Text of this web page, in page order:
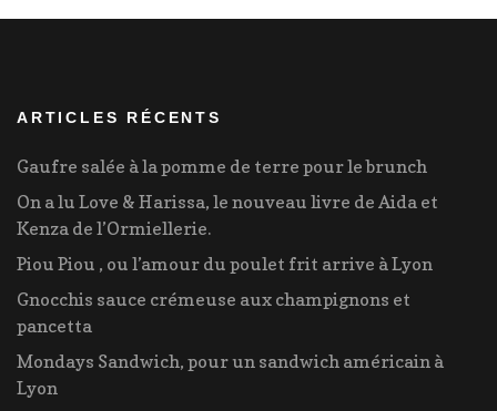
ARTICLES RÉCENTS
Gaufre salée à la pomme de terre pour le brunch
On a lu Love & Harissa, le nouveau livre de Aida et
Kenza de l’Ormiellerie.
Piou Piou , ou l’amour du poulet frit arrive à Lyon
Gnocchis sauce crémeuse aux champignons et
pancetta
Mondays Sandwich, pour un sandwich américain à
Lyon